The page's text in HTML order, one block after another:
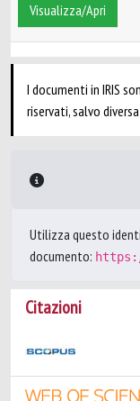
Visualizza/Apri
I documenti in IRIS
riservati, salvo
Utilizza questo
documento:
Citazioni